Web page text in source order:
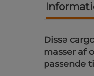
Disse
masser af
passende